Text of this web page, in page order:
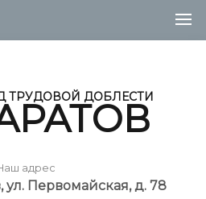
ТРУДОВОЙ ДОБЛЕСТИ
адрес
ул. Первомайская, д. 78